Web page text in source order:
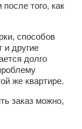
того, как
способов
и другие
долго
же квартире.
заказ можно,